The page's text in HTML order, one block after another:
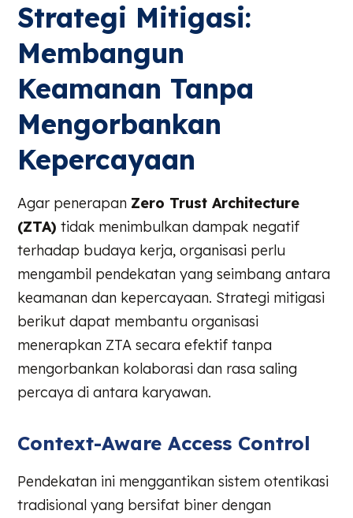
Strategi Mitigasi:
Membangun
Keamanan Tanpa
Mengorbankan
Kepercayaan
Agar penerapan Zero Trust Architecture
(ZTA) tidak menimbulkan dampak negatif
terhadap budaya kerja, organisasi perlu
mengambil pendekatan yang seimbang antara
keamanan dan kepercayaan. Strategi mitigasi
berikut dapat membantu organisasi
menerapkan ZTA secara efektif tanpa
mengorbankan kolaborasi dan rasa saling
percaya di antara karyawan.
Context-Aware Access Control
Pendekatan ini menggantikan sistem otentikasi
tradisional yang bersifat biner dengan